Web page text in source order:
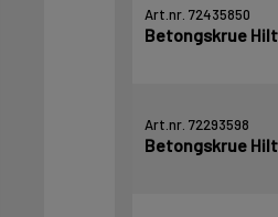
Art.nr. 72435850
Betongskrue
Art.nr. 72293598
Betongskrue